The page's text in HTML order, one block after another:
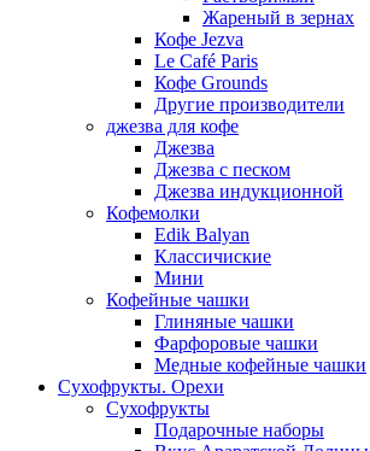
Жареный в зернах
Кофе Jezva
Le Café Paris
Кофе Grounds
Другие производители
джезва для кофе
Джезва
Джезва с песком
Джезва индукционной
Кофемолки
Edik Balyan
Классичиские
Мини
Кофейные чашки
Глиняные чашки
Фарфоровые чашки
Медные кофейные чашки
Сухофрукты. Орехи
Сухофрукты
Подарочные наборы